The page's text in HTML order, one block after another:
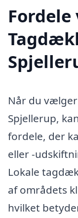
Når du
Spjellerup,
fordele, der
eller -
Lokale
af områdets
hvilket